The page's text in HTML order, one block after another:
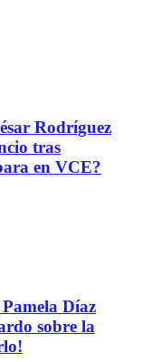
Rodríguez
tras
en VCE?
Díaz
sobre la